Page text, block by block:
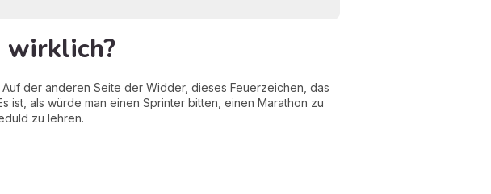
wirklich?
der anderen Seite der Widder, dieses Feuerzeichen, das
ist, als würde man einen Sprinter bitten, einen Marathon zu
zu lehren.